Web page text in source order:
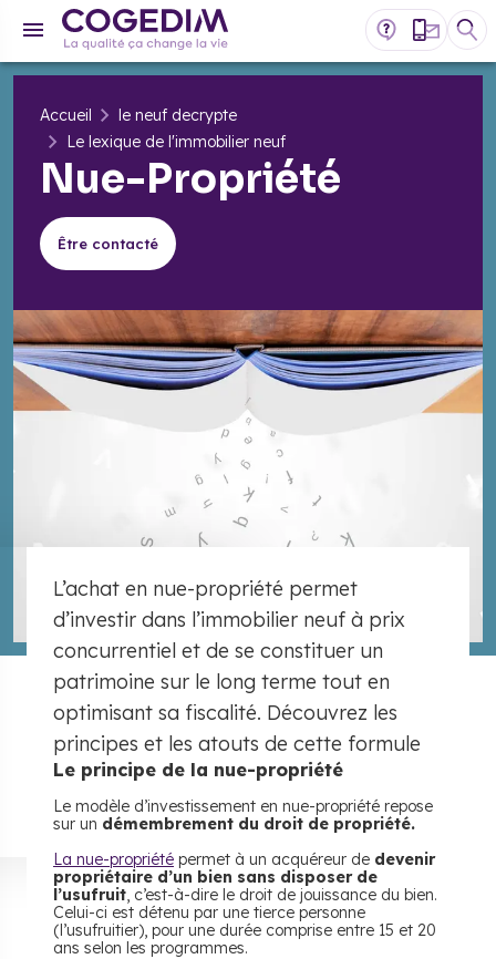
Accueil
le neuf decrypte
Le lexique de l'immobilier neuf
Nue-Propriété
Être contacté
L’achat en nue-propriété permet
d’investir dans l’immobilier neuf à prix
concurrentiel et de se constituer un
patrimoine sur le long terme tout en
optimisant sa fiscalité. Découvrez les
principes et les atouts de cette formule
Le principe de la nue-propriété
Le modèle d’investissement en nue-propriété repose
sur un démembrement du droit de propriété.
La nue-propriété permet à un acquéreur de devenir
propriétaire d’un bien sans disposer de
l’usufruit, c’est-à-dire le droit de jouissance du bien.
Celui-ci est détenu par une tierce personne
(l’usufruitier), pour une durée comprise entre 15 et 20
ans selon les programmes.